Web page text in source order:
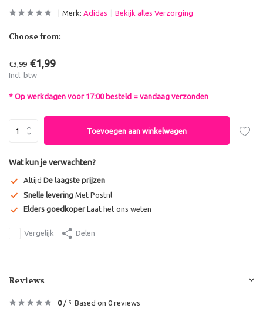
Merk: Adidas Bekijk alles Verzorging
Choose from:
€3,99 €1,99
Incl. btw
* Op werkdagen voor 17:00 besteld = vandaag verzonden
Toevoegen aan winkelwagen
Wat kun je verwachten?
Altijd De laagste prijzen
Snelle levering Met Postnl
Elders goedkoper Laat het ons weten
Vergelijk Delen
Reviews
0/ 5 Based on 0 reviews